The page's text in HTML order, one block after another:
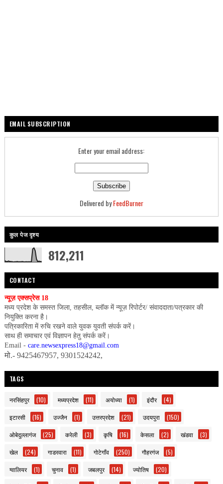
EMAIL SUBSCRIPTION
Enter your email address:
Delivered byFeedBurner
कुल पेज दृश्य
812,211
CONTACT
न्यूज़ एक्सप्रेस 18
मध्य प्रदेश के समस्त जिला, तहसील, ब्लॉक में न्यूज़ रिपोर्टर/ संवाददाता/पत्रकार की
नियुक्ति करना है।
पत्रिकारिता में रुचि रखने वाले युवक युवती संपर्क करें।
साथ ही समाचार एवं विज्ञापन हेतु संपर्क करें।
Email - care.newsexpress18@gmail.com
मो.- 9425467957, 9301524242,
TAGS
नरसिंहपुर (10) मध्यप्रदेश (11) अयोध्या (1) इंदौर (4)
इटारसी (16) उज्जैन (1) उत्तरप्रदेश (21) उदयपुरा (150)
ओबेदुल्लागंज (25) करेली (3) कृषि (16) केसला (2) खंडवा (3)
खेल (24) गाडरवारा (11) गोटेगाँव (250) गौहरगंज (5)
ग्वालियर (1) चुनाव (1) जबलपुर (14) ज्योतिष (20)